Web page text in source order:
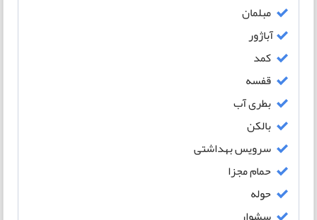
مبلمان
آباژور
کمد
قفسه
بطری آب
بالکن
سرویس بهداشتی
حمام مجزا
حوله